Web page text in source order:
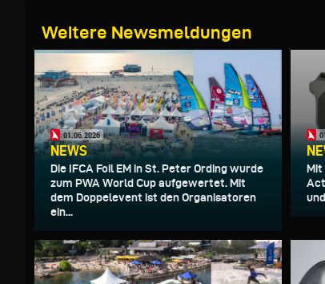
Weitere Newsmeldungen
01.06.2026
NEWS
Die IFCA Foil EM in St. Peter Ording wurde
zum PWA World Cup aufgewertet. Mit
dem Doppelevent ist den Organisatoren
ein...
Mit